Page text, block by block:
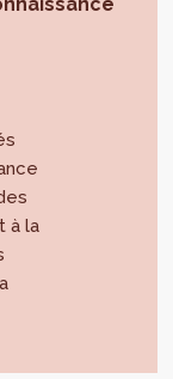
à la